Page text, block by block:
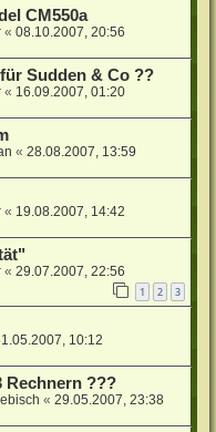
CM550a
«08.10.2007, 20:56
Sudden & Co ??
« 16.09.2007, 01:20
«28.08.2007, 13:59
« 19.08.2007, 14:42
«29.07.2007, 22:56
1 2 3
10:12
Rechnern ???
«29.05.2007, 23:38